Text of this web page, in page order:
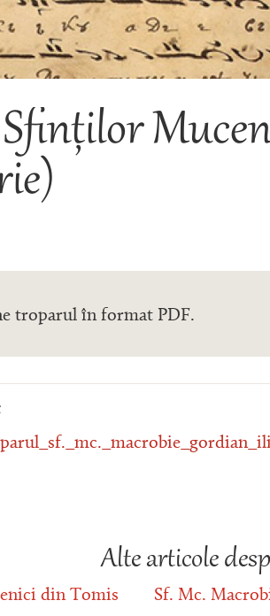
troparul în format PDF.
Alte articole
din Tomis Sf. Mc.